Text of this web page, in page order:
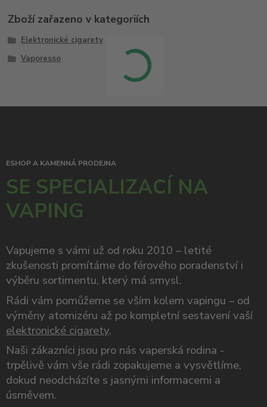
Zboží zařazeno v kategoriích
Elektronické cigarety
Vaporesso
ESHOP A KAMENNÁ PRODEJNA
SE SPECIALIZACÍ NA
VAPING
Vapujeme s vámi už od roku 2010 – letité
zkušenosti promítáme do férového poradenství i
výběru sortimentu, který má smysl.
Rádi vám pomůžeme se vším kolem vapingu – od
výměny atomizéru až po kompletní sestavení vaší
elektronické cigarety.
Naši zákazníci jsou pro nás vaperská rodina -
trpělivě vám vše rádi zopakujeme a vysvětlíme,
dokud neodcházíte s jasnými informacemi a
úsměvem.